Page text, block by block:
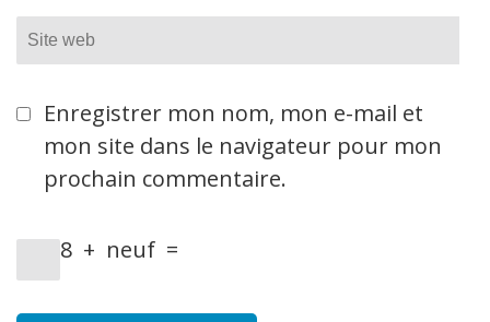
Site
web
Enregistrer mon nom, mon e-mail et
mon site dans le navigateur pour mon
prochain commentaire.
8 + neuf =